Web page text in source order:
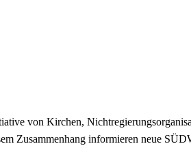
von Kirchen,
Zusammenhang informieren neue